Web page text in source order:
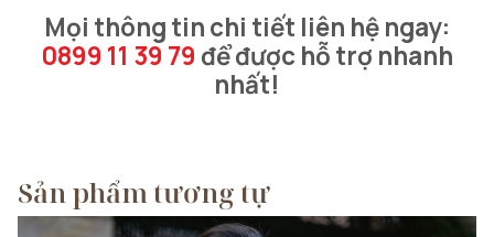
Mọi thông tin chi tiết liên hệ ngay:
0899 11 39 79 để được hỗ trợ nhanh
nhất!
Sản phẩm tương tự